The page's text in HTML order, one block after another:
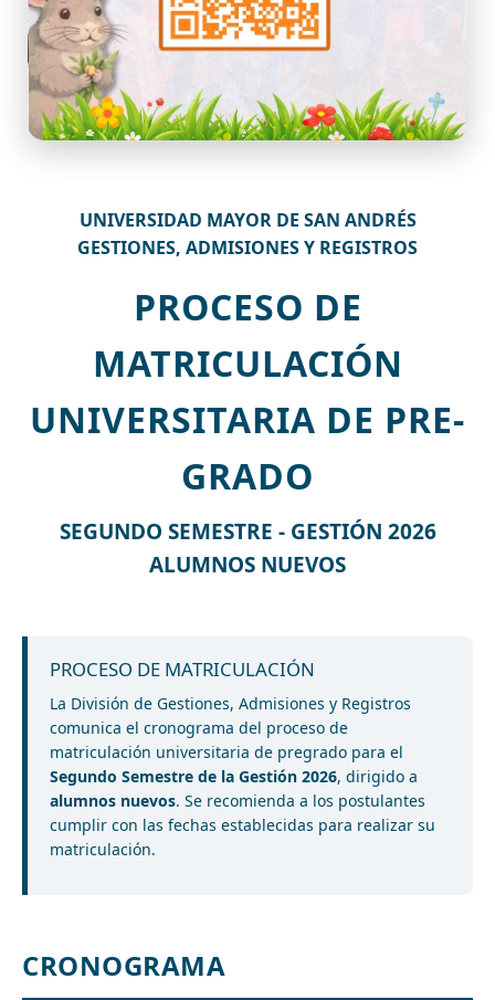
UNIVERSIDAD MAYOR DE SAN ANDRÉS
GESTIONES, ADMISIONES Y REGISTROS
PROCESO DE
MATRICULACIÓN
UNIVERSITARIA DE PRE-
GRADO
SEGUNDO SEMESTRE - GESTIÓN 2026
ALUMNOS NUEVOS
PROCESO DE MATRICULACIÓN
La División de Gestiones, Admisiones y Registros
comunica el cronograma del proceso de
matriculación universitaria de pregrado para el
Segundo Semestre de la Gestión 2026, dirigido a
alumnos nuevos. Se recomienda a los postulantes
cumplir con las fechas establecidas para realizar su
matriculación.
CRONOGRAMA